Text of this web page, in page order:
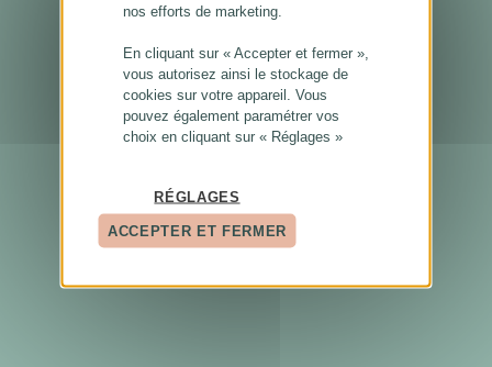
nos efforts de marketing.
En cliquant sur « Accepter et fermer »,
vous autorisez ainsi le stockage de
cookies sur votre appareil. Vous
pouvez également paramétrer vos
choix en cliquant sur « Réglages »
RÉGLAGES
ACCEPTER ET FERMER